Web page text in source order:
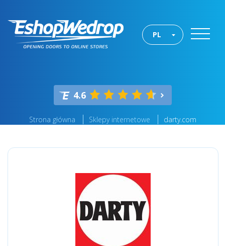
PL
4.6
Strona główna Sklepy internetowe darty.com